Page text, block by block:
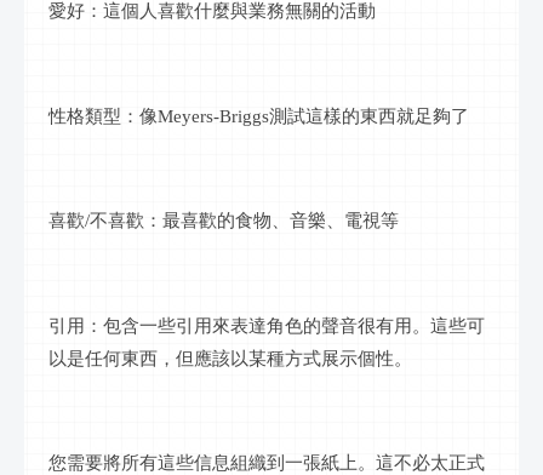
愛好：這個人喜歡什麼與業務無關的活動
性格類型：像Meyers-Briggs測試這樣的東西就足夠了
喜歡/不喜歡：最喜歡的食物、音樂、電視等
引用：包含一些引用來表達角色的聲音很有用。這些可
以是任何東西，但應該以某種方式展示個性。
您需要將所有這些信息組織到一張紙上。這不必太正式